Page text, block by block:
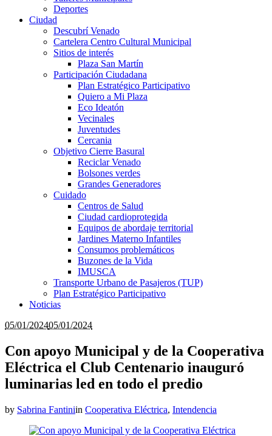
Deportes
Ciudad
Descubrí Venado
Cartelera Centro Cultural Municipal
Sitios de interés
Plaza San Martín
Participación Ciudadana
Plan Estratégico Participativo
Quiero a Mi Plaza
Eco Ideatón
Vecinales
Juventudes
Cercania
Objetivo Cierre Basural
Reciclar Venado
Bolsones verdes
Grandes Generadores
Cuidado
Centros de Salud
Ciudad cardioprotegida
Equipos de abordaje territorial
Jardines Materno Infantiles
Consumos problemáticos
Buzones de la Vida
IMUSCA
Transporte Urbano de Pasajeros (TUP)
Plan Estratégico Participativo
Noticias
05/01/202405/01/2024
Con apoyo Municipal y de la Cooperativa
Eléctrica el Club Centenario inauguró
luminarias led en todo el predio
by Sabrina Fantiniin Cooperativa Eléctrica, Intendencia